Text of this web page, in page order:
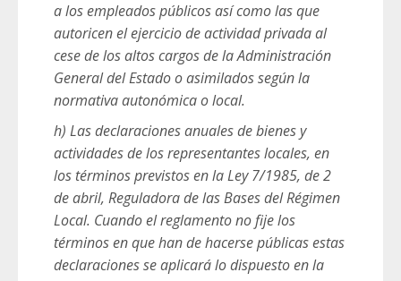
a los empleados públicos así como las que
autoricen el ejercicio de actividad privada al
cese de los altos cargos de la Administración
General del Estado o asimilados según la
normativa autonómica o local.
h) Las declaraciones anuales de bienes y
actividades de los representantes locales, en
los términos previstos en la Ley 7/1985, de 2
de abril, Reguladora de las Bases del Régimen
Local. Cuando el reglamento no fije los
términos en que han de hacerse públicas estas
declaraciones se aplicará lo dispuesto en la